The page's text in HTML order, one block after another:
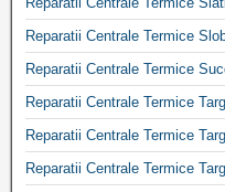
Reparatii Centrale Termice
Reparatii Centrale Termice
Reparatii Centrale Termice
Reparatii Centrale Termice
Reparatii Centrale Termice